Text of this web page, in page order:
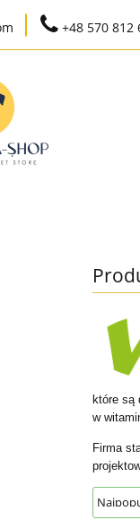
+48 570 812
Karma
Wysyłka do 24h
Bestsellery
które są
w
Firma